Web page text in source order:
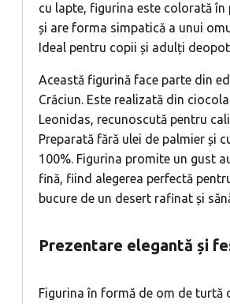
cu lapte, figurina este colorată
și are forma simpatică a unui
Ideal pentru copii și adulți
Această figurină face parte din
Crăciun. Este realizată din
Leonidas, recunoscută pentru
Preparată fără ulei de palmier și
100%. Figurina promite un gust
fină, fiind alegerea perfectă
bucure de un desert rafinat și
Prezentare elegantă și
Figurina în formă de om de turtă